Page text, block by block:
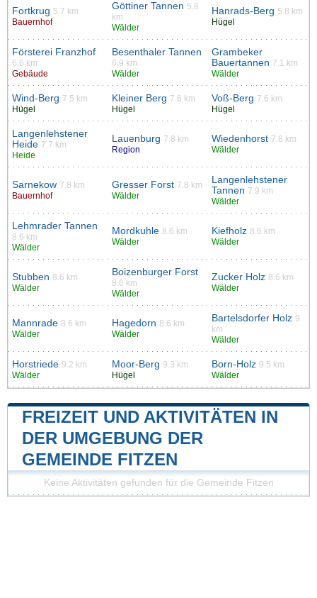
Fortkrug 5.7 km
Bauernhof
Göttiner Tannen 5.8
km
Wälder
Hanrads-Berg 5.8 km
Hügel
Försterei Franzhof
6.6 km
Gebäude
Besenthaler Tannen
6.9 km
Wälder
Grambeker
Bauertannen 7.1 km
Wälder
Wind-Berg 7.5 km
Hügel
Kleiner Berg 7.6 km
Hügel
Voß-Berg 7.6 km
Hügel
Langenlehstener
Heide 7.7 km
Heide
Lauenburg 7.8 km
Region
Wiedenhorst 7.8 km
Wälder
Sarnekow 7.8 km
Bauernhof
Gresser Forst 7.8 km
Wälder
Langenlehstener
Tannen 7.9 km
Wälder
Lehmrader Tannen
8.6 km
Wälder
Mordkuhle 8.6 km
Wälder
Kiefholz 8.6 km
Wälder
Stubben 8.6 km
Wälder
Boizenburger Forst
8.6 km
Wälder
Zucker Holz 8.6 km
Wälder
Mannrade 8.6 km
Wälder
Hagedorn 8.6 km
Wälder
Bartelsdorfer Holz 9
km
Wälder
Horstriede 9.2 km
Wälder
Moor-Berg 9.3 km
Hügel
Born-Holz 9.5 km
Wälder
FREIZEIT UND AKTIVITÄTEN IN
DER UMGEBUNG DER
GEMEINDE FITZEN
Keine Aktivitäten gefunden für die Gemeinde Fitzen